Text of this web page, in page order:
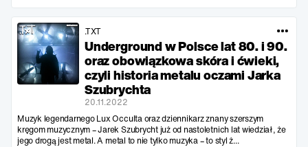
.TXT
Underground w Polsce lat 80. i 90.
oraz obowiązkowa skóra i ćwieki,
czyli historia metalu oczami Jarka
Szubrychta
20.11.2022
Muzyk legendarnego Lux Occulta oraz dziennikarz znany szerszym
kręgom muzycznym – Jarek Szubrycht już od nastoletnich lat wiedział, że
jego drogą jest metal. A metal to nie tylko muzyka – to styl ż...